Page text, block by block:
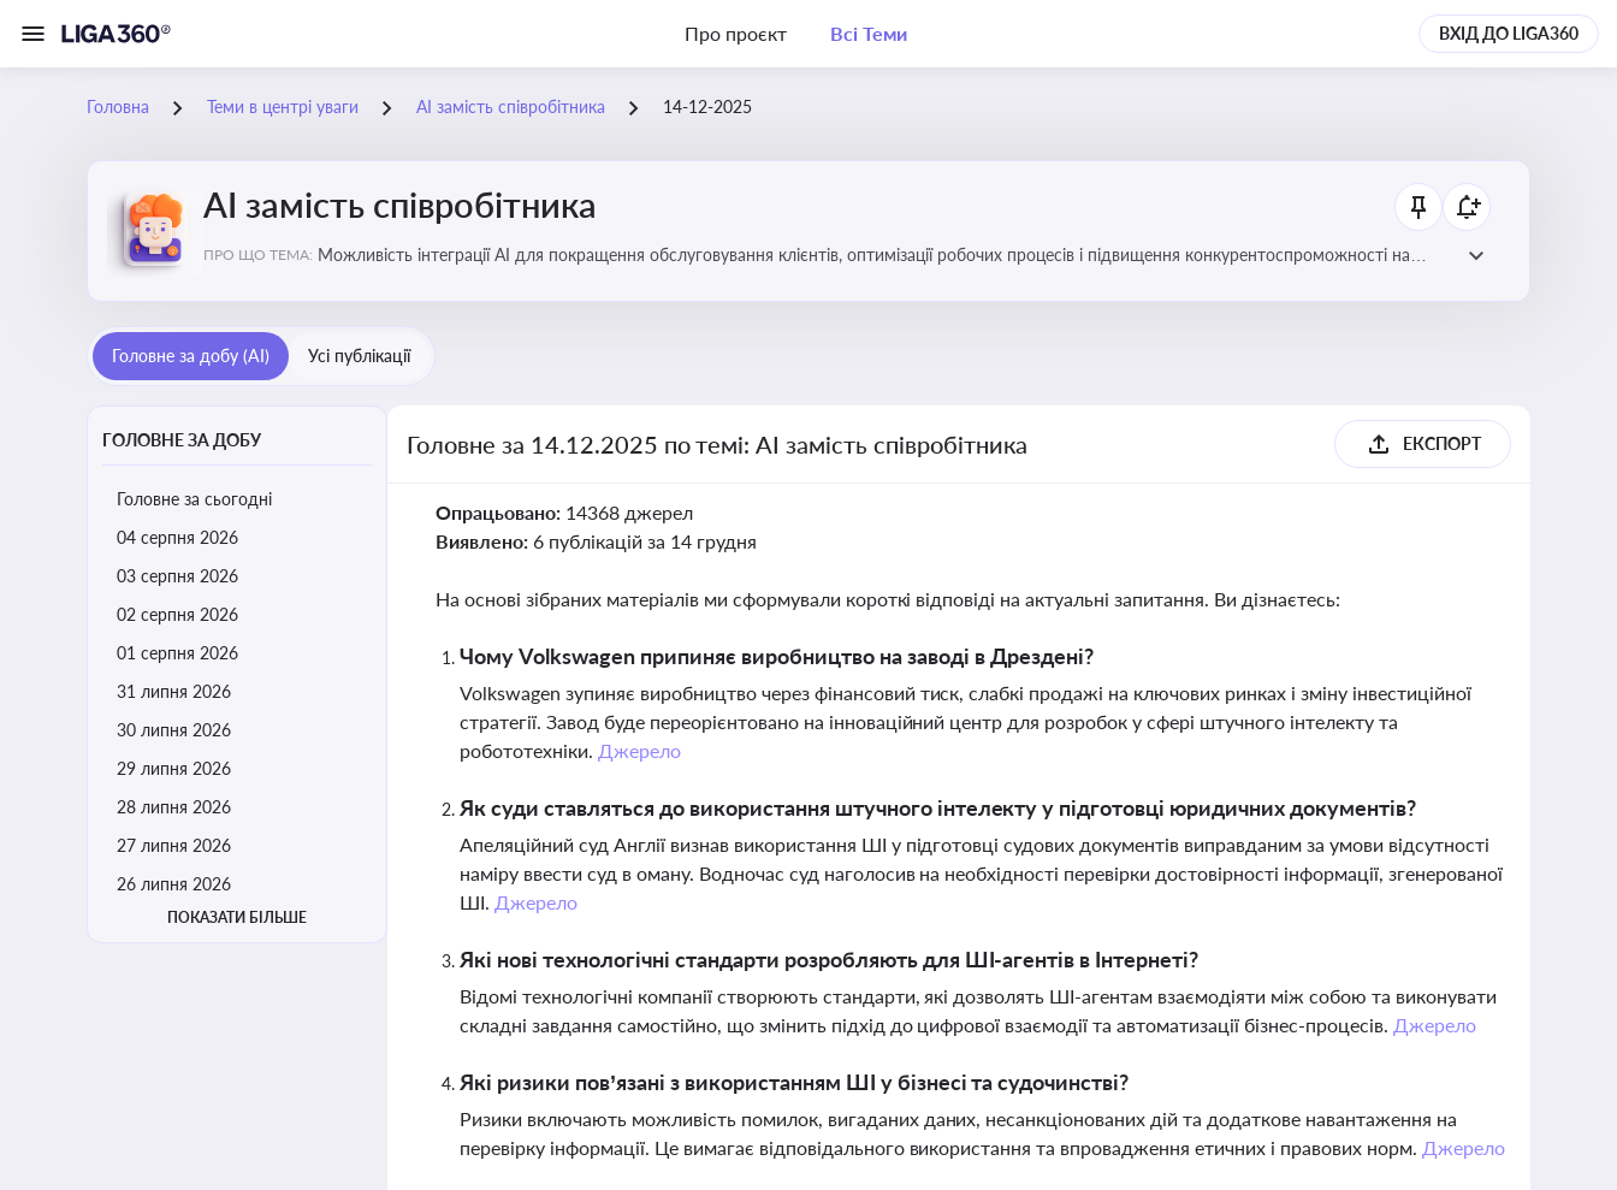
Про проєкт Всі Теми ВХІД ДО LIGA360
Головна Теми в центрі уваги АІ замість співробітника 14-12-2025
АІ замість співробітника
ПРО ЩО ТЕМА: Можливість інтеграції АІ для покращення обслуговування клієнтів, оптимізації робочих процесів і підвищення конкурентоспроможності на
Головне за добу (AI) Усі публікації
ГОЛОВНЕ ЗА ДОБУ
Головне за сьогодні
04 серпня 2026
03 серпня 2026
02 серпня 2026
01 серпня 2026
31 липня 2026
30 липня 2026
29 липня 2026
28 липня 2026
27 липня 2026
26 липня 2026
ПОКАЗАТИ БІЛЬШЕ
Головне за 14.12.2025 по темі: АІ замість співробітника ЕКСПОРТ
Опрацьовано: 14368 джерел
Виявлено: 6 публікацій за 14 грудня
На основі зібраних матеріалів ми сформували короткі відповіді на актуальні запитання. Ви дізнаєтесь:
Чому Volkswagen припиняє виробництво на заводі в Дрездені?
Volkswagen зупиняє виробництво через фінансовий тиск, слабкі продажі на ключових ринках і зміну інвестиційної
стратегії. Завод буде переорієнтовано на інноваційний центр для розробок у сфері штучного інтелекту та
робототехніки. Джерело
Як суди ставляться до використання штучного інтелекту у підготовці юридичних документів?
Апеляційний суд Англії визнав використання ШІ у підготовці судових документів виправданим за умови відсутності
наміру ввести суд в оману. Водночас суд наголосив на необхідності перевірки достовірності інформації, згенерованої
ШІ. Джерело
Які нові технологічні стандарти розробляють для ШІ-агентів в Інтернеті?
Відомі технологічні компанії створюють стандарти, які дозволять ШІ-агентам взаємодіяти між собою та виконувати
складні завдання самостійно, що змінить підхід до цифрової взаємодії та автоматизації бізнес-процесів. Джерело
Які ризики пов’язані з використанням ШІ у бізнесі та судочинстві?
Ризики включають можливість помилок, вигаданих даних, несанкціонованих дій та додаткове навантаження на
перевірку інформації. Це вимагає відповідального використання та впровадження етичних і правових норм. Джерело